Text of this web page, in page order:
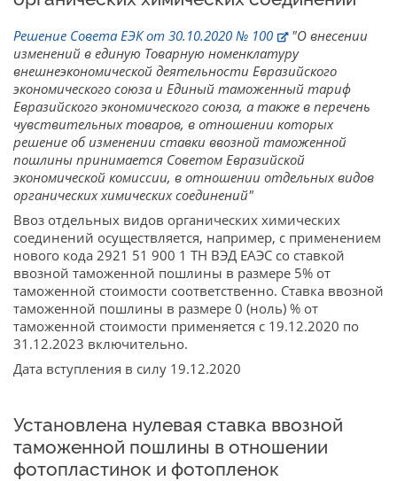
Решение Совета ЕЭК от 30.10.2020 № 100
"О внесении
изменений в единую Товарную номенклатуру
внешнеэкономической деятельности Евразийского
экономического союза и Единый таможенный тариф
Евразийского экономического союза, а также в перечень
чувствительных товаров, в отношении которых
решение об изменении ставки ввозной таможенной
пошлины принимается Советом Евразийской
экономической комиссии, в отношении отдельных видов
органических химических соединений"
Ввоз отдельных видов органических химических
соединений осуществляется, например, с применением
нового кода 2921 51 900 1 ТН ВЭД ЕАЭС со ставкой
ввозной таможенной пошлины в размере 5% от
таможенной стоимости соответственно. Ставка ввозной
таможенной пошлины в размере 0 (ноль) % от
таможенной стоимости применяется с 19.12.2020 по
31.12.2023 включительно.
Дата вступления в силу 19.12.2020
Установлена нулевая ставка ввозной
таможенной пошлины в отношении
фотопластинок и фотопленок